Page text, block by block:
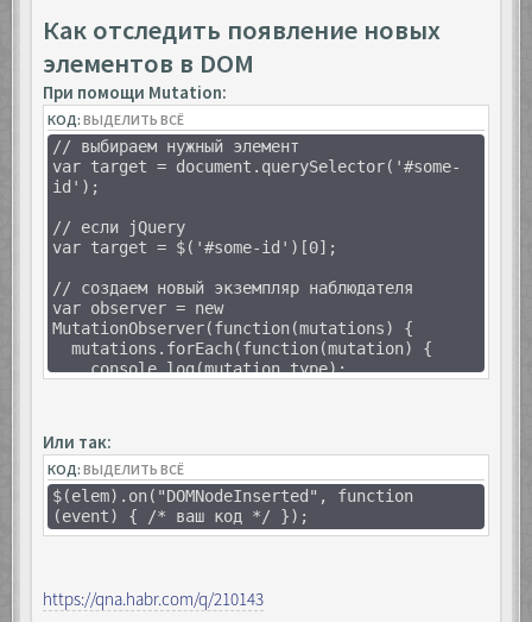
Как отследить появление новых
элементов в DOM
При помощи Mutation:
КОД:ВЫДЕЛИТЬ ВСЁ
// выбираем нужный элемент
var target = document.querySelector('#some-
id');
// если jQuery
var target = $('#some-id')[0];
// создаем новый экземпляр наблюдателя
var observer = new
MutationObserver(function(mutations) {
mutations.forEach(function(mutation) {
console.log(mutation.type);
// создаем конфигурации для наблюдателя
var config = { attributes: true, childList:
true, characterData: true };
// запускаем механизм наблюдения
// позже, если надо, прекращаем наблюдение
observer.disconnect();
Или так:
КОД:ВЫДЕЛИТЬ ВСЁ
$(elem).on("DOMNodeInserted", function
(event) { /* ваш код */ });
https://qna.habr.com/q/210143